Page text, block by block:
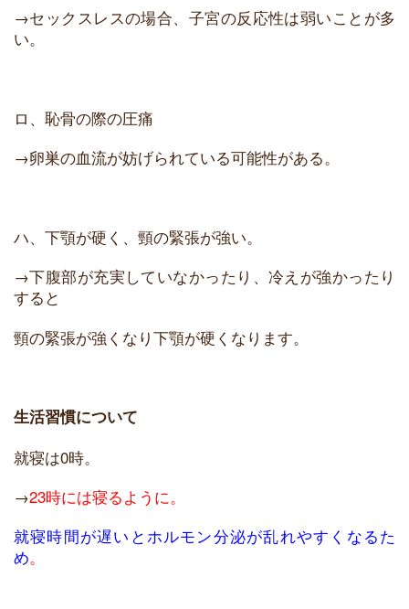
→セックスレスの場合、子宮の反応性は弱いことが多
い。
ロ、恥骨の際の圧痛
→卵巣の血流が妨げられている可能性がある。
ハ、下顎が硬く、頸の緊張が強い。
→下腹部が充実していなかったり、冷えが強かったり
すると
頸の緊張が強くなり下顎が硬くなります。
生活習慣について
就寝は0時。
→23時には寝るように。
就寝時間が遅いとホルモン分泌が乱れやすくなるた
め。